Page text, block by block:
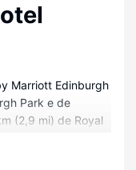
Marriott Edinburgh
Park e de
(2,9 mi) de Royal